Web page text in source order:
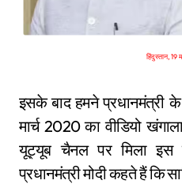
हिंदुस्तान, 19
इसके बाद हमने प्रधानमंत्री
मार्च 2020 का वीडियो
यूट्यूब चैनल पर मिला इस
प्रधानमंत्री मोदी कहते हैं कि